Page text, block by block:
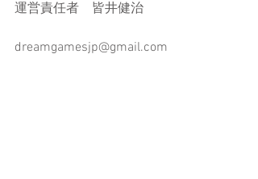
運営責任者　皆井健治
dreamgamesjp@gmail.com